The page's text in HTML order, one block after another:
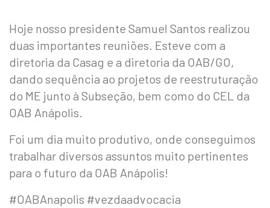
Hoje nosso presidente Samuel Santos realizou
duas importantes reuniões. Esteve com a
diretoria da Casag e a diretoria da OAB/GO,
dando sequência ao projetos de reestruturação
do ME junto à Subseção, bem como do CEL da
OAB Anápolis.
Foi um dia muito produtivo, onde conseguimos
trabalhar diversos assuntos muito pertinentes
para o futuro da OAB Anápolis!
#OABAnapolis #vezdaadvocacia